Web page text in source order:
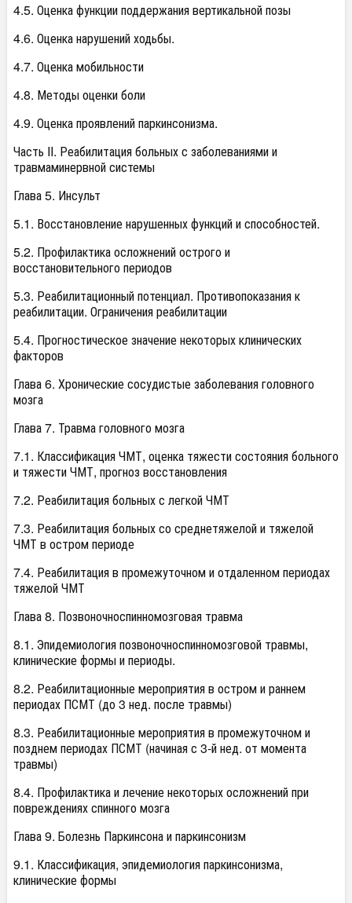
4.5. Оценка функции поддержания вертикальной позы
4.6. Оценка нарушений ходьбы.
4.7. Оценка мобильности
4.8. Методы оценки боли
4.9. Оценка проявлений паркинсонизма.
Часть II. Реабилитация больных с заболеваниями и
травмаминервной системы
Глава 5. Инсульт
5.1. Восстановление нарушенных функций и способностей.
5.2. Профилактика осложнений острого и
восстановительного периодов
5.3. Реабилитационный потенциал. Противопоказания к
реабилитации. Ограничения реабилитации
5.4. Прогностическое значение некоторых клинических
факторов
Глава 6. Хронические сосудистые заболевания головного
мозга
Глава 7. Травма головного мозга
7.1. Классификация ЧМТ, оценка тяжести состояния больного
и тяжести ЧМТ, прогноз восстановления
7.2. Реабилитация больных с легкой ЧМТ
7.3. Реабилитация больных со среднетяжелой и тяжелой
ЧМТ в остром периоде
7.4. Реабилитация в промежуточном и отдаленном периодах
тяжелой ЧМТ
Глава 8. Позвоночноспинномозговая травма
8.1. Эпидемиология позвоночноспинномозговой травмы,
клинические формы и периоды.
8.2. Реабилитационные мероприятия в остром и раннем
периодах ПСМТ (до 3 нед. после травмы)
8.3. Реабилитационные мероприятия в промежуточном и
позднем периодах ПСМТ (начиная с 3-й нед. от момента
травмы)
8.4. Профилактика и лечение некоторых осложнений при
повреждениях спинного мозга
Глава 9. Болезнь Паркинсона и паркинсонизм
9.1. Классификация, эпидемиология паркинсонизма,
клинические формы